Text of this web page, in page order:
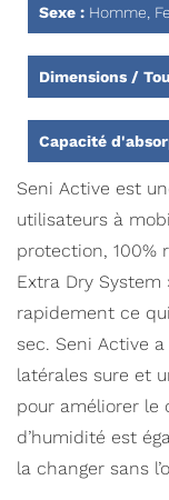
Sexe : Homme,
Dimensions /
Capacité
Seni Active est
utilisateurs à
protection, 100%
Extra Dry System
rapidement ce
sec. Seni Active
latérales sure et
pour améliorer le
d’humidité est
la changer sans